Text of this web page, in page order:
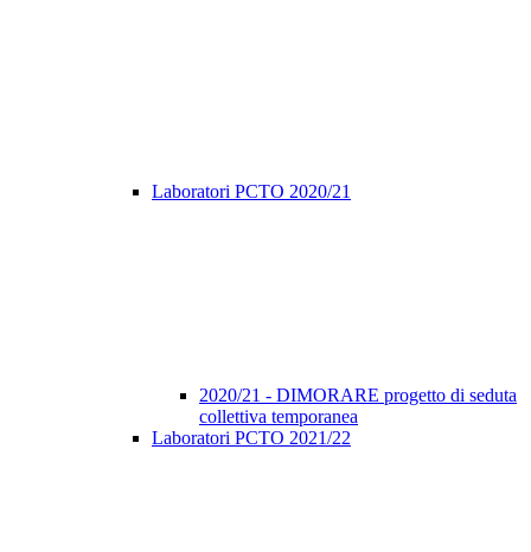
Laboratori PCTO 2020/21
2020/21 - DIMORARE progetto di seduta
collettiva temporanea
Laboratori PCTO 2021/22